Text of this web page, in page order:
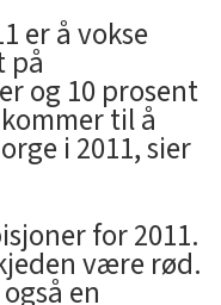
er å vokse
på
og 10 prosent
til å
i 2011, sier
for 2011.
være rød.
en